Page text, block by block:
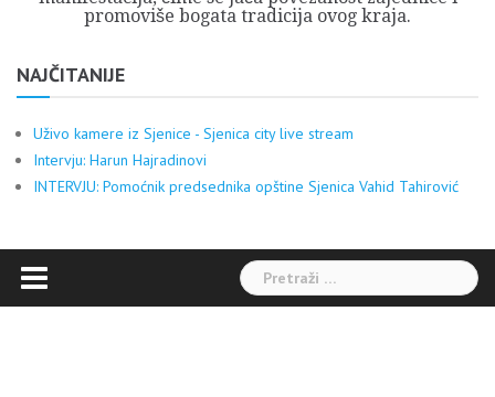
promoviše bogata tradicija ovog kraja.
NAJČITANIJE
Uživo kamere iz Sjenice - Sjenica city live stream
Intervju: Harun Hajradinovi
INTERVJU: Pomoćnik predsednika opštine Sjenica Vahid Tahirović
Pretraga: